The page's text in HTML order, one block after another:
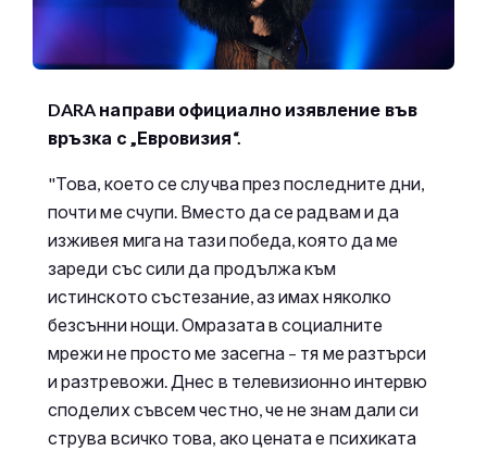
DARA направи официално изявление във
връзка с „Евровизия“.
"Това, което се случва през последните дни,
почти ме счупи. Вместо да се радвам и да
изживея мига на тази победа, която да ме
зареди със сили да продължа към
истинското състезание, аз имах няколко
безсънни нощи. Омразата в социалните
мрежи не просто ме засегна – тя ме разтърси
и разтревожи. Днес в телевизионно интервю
споделих съвсем честно, че не знам дали си
струва всичко това, ако цената е психиката